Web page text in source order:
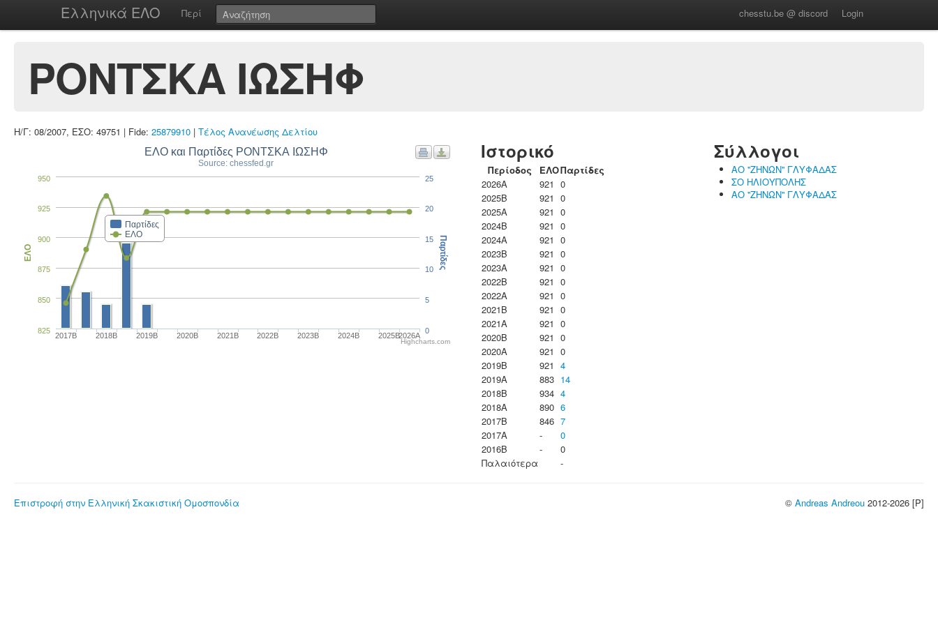
Ελληνικά ΕΛΟ Περί chesstu.be @ discord Login
ΡΟΝΤΣΚΑ ΙΩΣΗΦ
Η/Γ: 08/2007, ΕΣΟ: 49751 | Fide: 25879910 | Τέλος Ανανέωσης Δελτίου
ΕΛΟ και Παρτίδες ΡΟΝΤΣΚΑ ΙΩΣΗΦ
Source: chessfed.gr
Παρτίδες
ΕΛΟ
2017B 2018B 2019B 2020B 2021B 2022B 2023B 2024B 2025B2026A
825
850
875
900
925
950
ΕΛΟ
0
5
10
15
20
25
Παρτίδες
Highcharts.com
Ιστορικό
Περίοδος ΕΛΟΠαρτίδες
2026A
921 0
2025B
921 0
2025A
921 0
2024B
921 0
2024A
921 0
2023B
921 0
2023Α
921 0
2022B
921 0
2022A
921 0
2021B
921 0
2021A
921 0
2020B
921 0
2020A
921 0
2019B
921 4
2019A
883 14
2018B
934 4
2018A
890 6
2017B
846 7
2017A
-
0
2016B
-
0
Παλαιότερα
-
Σύλλογοι
ΑΟ ''ΖΗΝΩΝ'' ΓΛΥΦΑΔΑΣ
ΣΟ ΗΛΙΟΥΠΟΛΗΣ
ΑΟ ''ΖΗΝΩΝ'' ΓΛΥΦΑΔΑΣ
Επιστροφή στην Ελληνική Σκακιστική Ομοσπονδία © Andreas Andreou 2012-2026 [P]